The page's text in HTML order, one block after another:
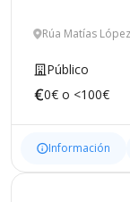
Rúa Matías
Público
0€ o <100€
Información